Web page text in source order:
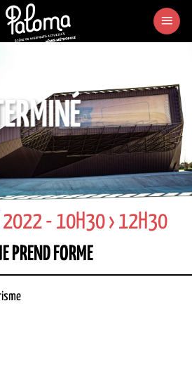
2022 - 10H30 › 12H30
PREND FORME